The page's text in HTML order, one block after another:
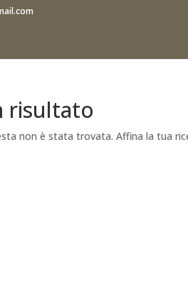
risultato
non è stata trovata. Affina la tua